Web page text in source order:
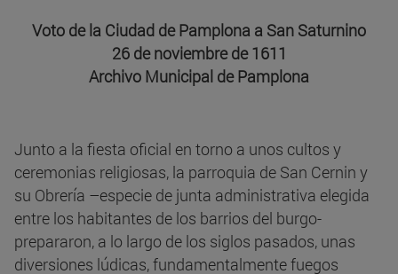
Voto de la Ciudad de Pamplona a San Saturnino
26 de noviembre de 1611
Archivo Municipal de Pamplona
Junto a la fiesta oficial en torno a unos cultos y
ceremonias religiosas, la parroquia de San Cernin y
su Obrería –especie de junta administrativa elegida
entre los habitantes de los barrios del burgo-
prepararon, a lo largo de los siglos pasados, unas
diversiones lúdicas, fundamentalmente fuegos